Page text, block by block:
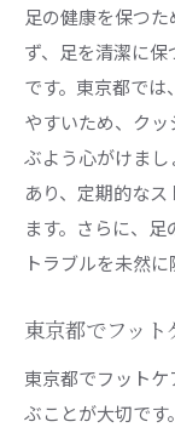
案
足の健
足のトラ
方法
日常生
ック
トラブ
東京都
自宅で
足の健康を保つ
ず、足を清潔に
です。東京都で
やすいため、ク
ぶよう心がけま
あり、定期的な
ます。さらに、足
トラブルを未然に
東京都でフット
東京都でフット
ぶことが大切で